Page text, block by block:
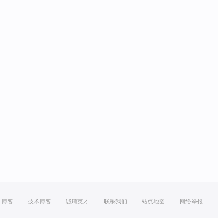
博客 技术博客 诚聘英才 联系我们 站点地图 网络举报